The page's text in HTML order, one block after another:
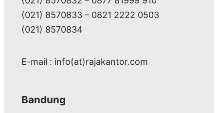
(021) 8570833 – 0821 2222 0503
(021) 8570834
E-mail : info(at)rajakantor.com
Bandung